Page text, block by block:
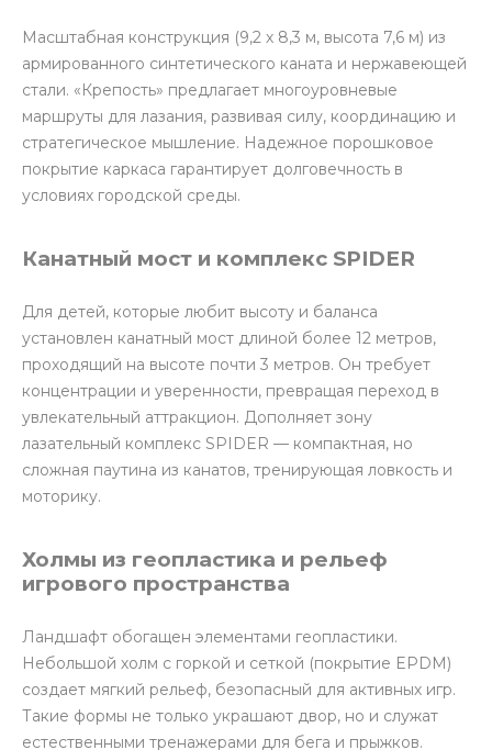
Масштабная конструкция (9,2 х 8,3 м, высота 7,6 м) из
армированного синтетического каната и нержавеющей
стали. «Крепость» предлагает многоуровневые
маршруты для лазания, развивая силу, координацию и
стратегическое мышление. Надежное порошковое
покрытие каркаса гарантирует долговечность в
условиях городской среды.
Канатный мост и комплекс SPIDER
Для детей, которые любит высоту и баланса
установлен канатный мост длиной более 12 метров,
проходящий на высоте почти 3 метров. Он требует
концентрации и уверенности, превращая переход в
увлекательный аттракцион. Дополняет зону
лазательный комплекс SPIDER — компактная, но
сложная паутина из канатов, тренирующая ловкость и
моторику.
Холмы из геопластика и рельеф
игрового пространства
Ландшафт обогащен элементами геопластики.
Небольшой холм с горкой и сеткой (покрытие EPDM)
создает мягкий рельеф, безопасный для активных игр.
Такие формы не только украшают двор, но и служат
естественными тренажерами для бега и прыжков.